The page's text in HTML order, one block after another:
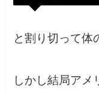
と割り切って体
しかし結局アメ